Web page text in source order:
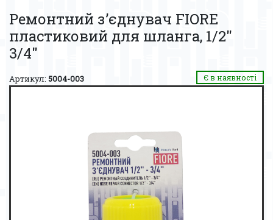
Ремонтний з’єднувач FIORE
пластиковий для шланга, 1/2″
3/4″
Артикул: 5004-003 Є в наявності